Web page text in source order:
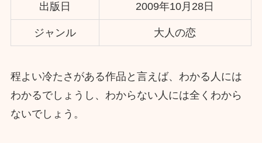
出版日 2009年10月28日
ジャンル 大人の恋
程よい冷たさがある作品と言えば、わかる人には
わかるでしょうし、わからない人には全くわから
ないでしょう。